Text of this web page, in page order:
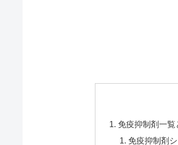
免疫抑制剤一覧
免疫抑制剤